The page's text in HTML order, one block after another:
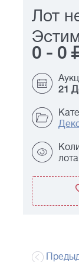
Лот
0 - 0
21